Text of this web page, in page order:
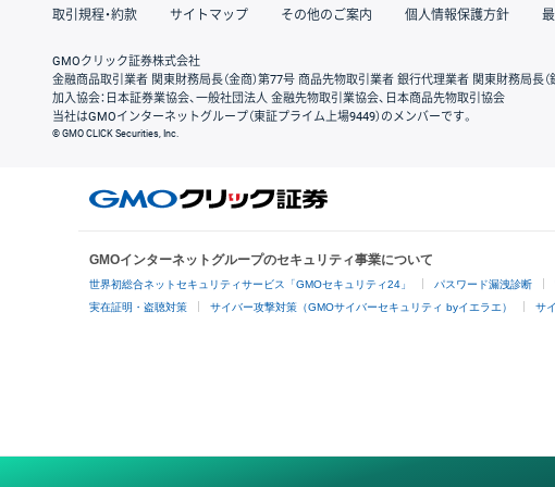
取引規程・約款 サイトマップ その他のご案内 個人情報保護方針
GMOクリック証券株式会社
金融商品取引業者 関東財務局長（金商）第77号 商品先物取引業者 銀行代理業者 関東財務局長
加入協会：日本証券業協会、一般社団法人 金融先物取引業協会、日本商品先物取引協会
当社はGMOインターネットグループ（東証プライム上場9449）のメンバーです。
© GMO CLICK Securities, Inc.
GMOインターネットグループのセキュリティ事業について
世界初総合ネットセキュリティサービス「GMOセキュリティ24」 パスワード漏洩診断
実在証明・盗聴対策 サイバー攻撃対策（GMOサイバーセキュリティ byイエラエ） サ